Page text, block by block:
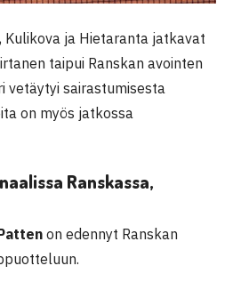
Kulikova ja Hietaranta jatkavat
taipui Ranskan avointen
vetäytyi sairastumisesta
on myös jatkossa
Ranskassa,
on edennyt Ranskan